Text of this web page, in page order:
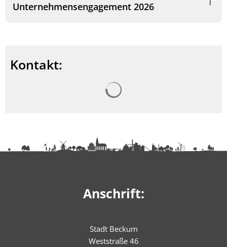
Unternehmensengagement 2026
Kontakt:
Anschrift:
Stadt Beckum
Weststraße 46